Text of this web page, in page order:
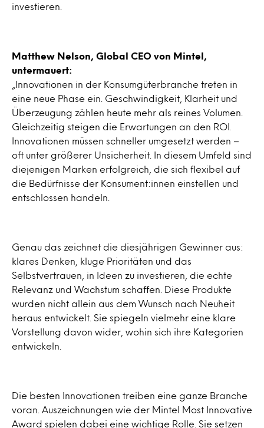
investieren.
Matthew Nelson, Global CEO von Mintel,
untermauert:
„Innovationen in der Konsumgüterbranche treten in
eine neue Phase ein. Geschwindigkeit, Klarheit und
Überzeugung zählen heute mehr als reines Volumen.
Gleichzeitig steigen die Erwartungen an den ROI.
Innovationen müssen schneller umgesetzt werden –
oft unter größerer Unsicherheit. In diesem Umfeld sind
diejenigen Marken erfolgreich, die sich flexibel auf
die Bedürfnisse der Konsument:innen einstellen und
entschlossen handeln.
Genau das zeichnet die diesjährigen Gewinner aus:
klares Denken, kluge Prioritäten und das
Selbstvertrauen, in Ideen zu investieren, die echte
Relevanz und Wachstum schaffen. Diese Produkte
wurden nicht allein aus dem Wunsch nach Neuheit
heraus entwickelt. Sie spiegeln vielmehr eine klare
Vorstellung davon wider, wohin sich ihre Kategorien
entwickeln.
Die besten Innovationen treiben eine ganze Branche
voran. Auszeichnungen wie der Mintel Most Innovative
Award spielen dabei eine wichtige Rolle. Sie setzen